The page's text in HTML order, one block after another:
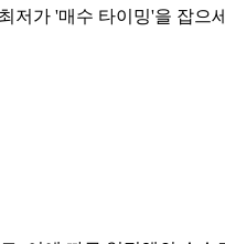
저가 '매수 타이밍'을 잡으